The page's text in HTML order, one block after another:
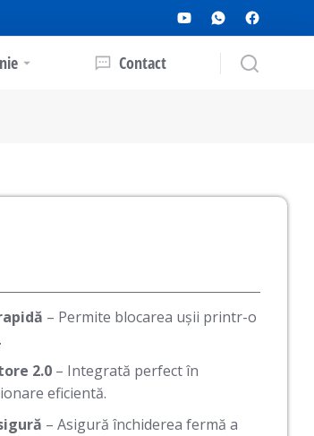
Contact
– Permite blocarea ușii printr-o
2.0 – Integrată perfect în
eficientă.
– Asigură închiderea fermă a